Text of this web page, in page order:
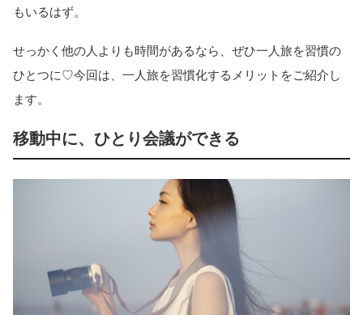
もいるはず。
せっかく他の人よりも時間があるなら、ぜひ一人旅を習慣の
ひとつに♡今回は、一人旅を習慣化するメリットをご紹介し
ます。
移動中に、ひとり会議ができる